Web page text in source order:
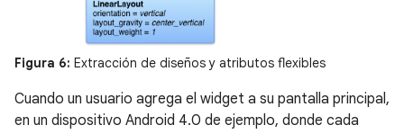
Figura 6: Extracción de diseños y atributos flexibles
Cuando un usuario agrega el widget a su pantalla principal,
en un dispositivo Android 4.0 de ejemplo, donde cada